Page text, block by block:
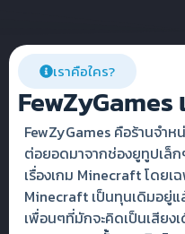
เราคือใคร?
FewZyGames
FewZyGames คือร้านจำ
ต่อยอดมาจากช่องยูทูปเล็ก
เรื่องเกม Minecraft โดยเ
Minecraft เป็นทุนเดิมอยู่
เพื่อนๆที่มักจะคิดเป็นเสียง